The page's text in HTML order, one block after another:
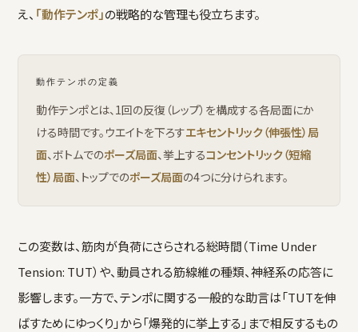
え、 「動作テンポ」の戦略的な管理も役立ちます。
動作テンポの定義
動作テンポとは、1回の反復（レップ）を構成する各局面にか
ける時間です。ウエイトを下ろすエキセントリック（伸張性）局
面、ボトムでのポーズ局面、挙上するコンセントリック（短縮
性）局面、トップでのポーズ局面の4つに分けられます。
この変数は、筋肉が負荷にさらされる総時間（Time Under
Tension: TUT）や、動員される筋線維の種類、神経系の応答に
影響します。一方で、テンポに関する一般的な助言は「TUTを伸
ばすためにゆっくり」から「爆発的に挙上する」まで相反するもの